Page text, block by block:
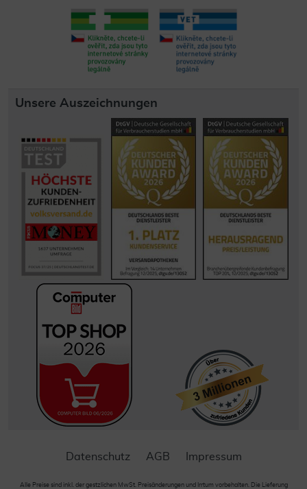
Unsere Auszeichnungen
Datenschutz AGB Impressum
Alle Preise sind inkl. der gestzlichen MwSt. Preisänderungen und Irrtum vorbehalten. Die Lieferung